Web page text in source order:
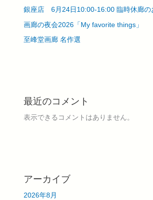
銀座店 6月24日10:00-16:00 臨時休廊の
画廊の夜会2026「My favorite things」
至峰堂画廊 名作選
最近のコメント
表示できるコメントはありません。
アーカイブ
2026年8月